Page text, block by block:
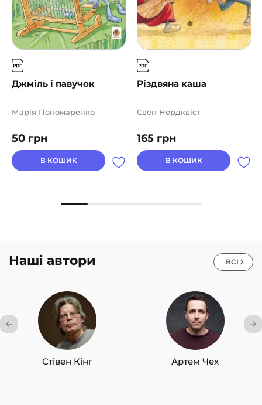
Джміль і павучок
50 грн
Марія Пономаренко
В КОШИК
Різдвяна каша
165 грн
Свен Нордквіст
В КОШИК
Наші автори ВСІ
Стівен Кінг Артем Чех